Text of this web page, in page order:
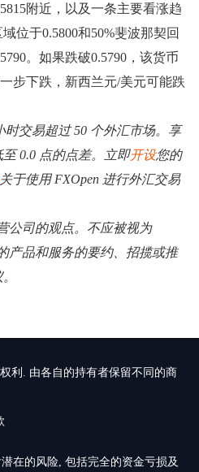
附近，以及一条主要看涨趋
位于0.5800和50%斐波那契回
。如果跌破0.5790，该货币
步下跌，新西兰元/美元可能跌
时交易超过 50 个外汇市场。享
0.0 点的点差。立即开设您的
关于使用 FXOpen 进行外汇交易
公司的观点。不应被视为
产品和服务的要约、招揽或推
利. 由各自的持有者保留不同的商
在的风险, 包括完全的资金亏损及